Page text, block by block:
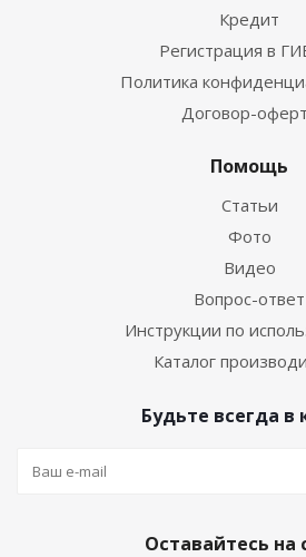
Кредит
Регистрация в
Политика
Договор-
Помощь
Статьи
Фото
Видео
Вопрос-ответ
Инструкции по
Каталог
Будьте всегда в
Оставайтесь на